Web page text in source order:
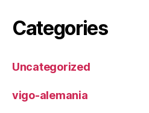
Categories
Uncategorized
vigo-alemania